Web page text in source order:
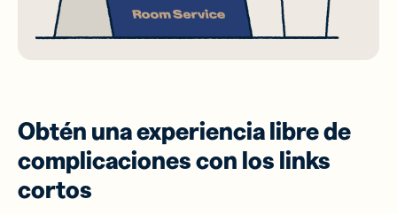
Obtén una experiencia libre de
complicaciones con los links
cortos